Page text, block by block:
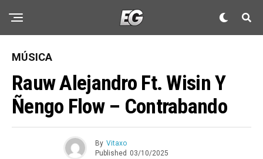
MÚSICA
Rauw Alejandro Ft. Wisin Y
Ñengo Flow – Contrabando
By Vitaxo
Published 03/10/2025